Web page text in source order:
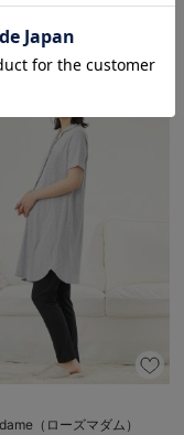
（ローズマダム）
る